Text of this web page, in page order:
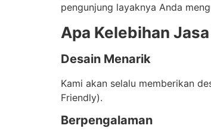
pengunjung layaknya Anda
Apa Kelebihan
Desain Menarik
Kami akan selalu memberikan
Friendly).
Berpengalaman